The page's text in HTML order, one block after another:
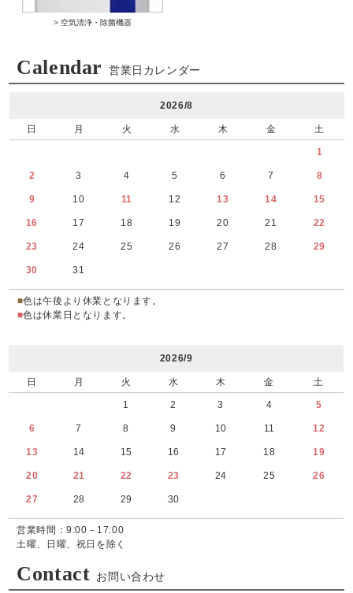
> 空気清浄・除菌機器
Calendar 営業日カレンダー
2026/8
日 月 火 水 木 金 土
1
2 3 4 5 6 7 8
9 10 11 12 13 14 15
16 17 18 19 20 21 22
23 24 25 26 27 28 29
30 31
■色は午後より休業となります。
■色は休業日となります。
2026/9
日 月 火 水 木 金 土
1 2 3 4 5
6 7 8 9 10 11 12
13 14 15 16 17 18 19
20 21 22 23 24 25 26
27 28 29 30
営業時間：9:00－17:00
土曜、日曜、祝日を除く
Contact お問い合わせ